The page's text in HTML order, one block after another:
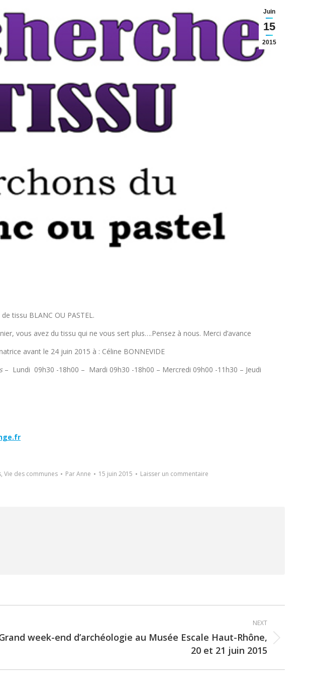
Juin
15
2015
tissu BLANC OU PASTEL.
vous avez du tissu qui ne vous sert plus….Pensez à nous. Merci d’avance
avant le 24 juin 2015 à : Céline BONNEVIDE
– Lundi 09h30 -18h00 – Mardi 09h30 -18h00 – Mercredi 09h00 -11h30 – Jeudi
, Vie des communes ParAnne 15 juin 2015 Laisser un commentaire
NEXT
week-end d’archéologie au Musée Escale Haut-Rhône,
20 et 21 juin 2015